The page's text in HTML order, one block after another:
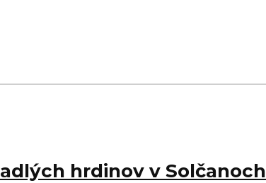
hrdinov v Solčanoch